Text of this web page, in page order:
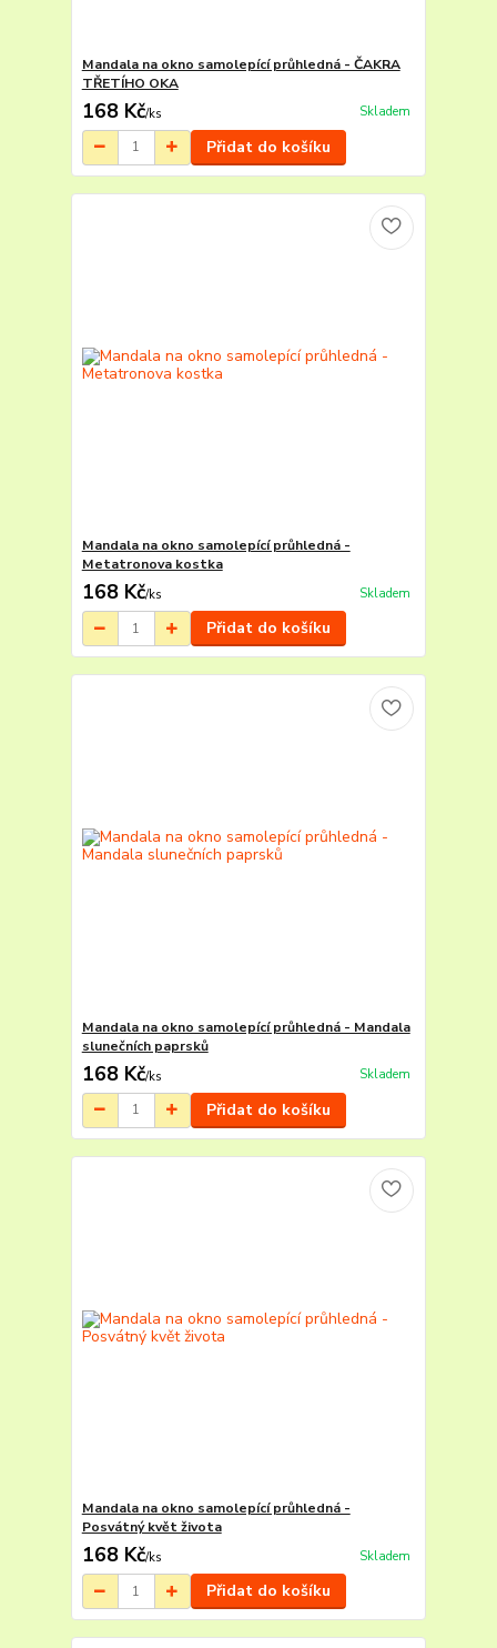
Mandala na okno samolepící průhledná - ČAKRA
TŘETÍHO OKA
168 Kč/ks Skladem
Přidat do košíku
Mandala na okno samolepící průhledná -
Metatronova kostka
168 Kč/ks Skladem
Přidat do košíku
Mandala na okno samolepící průhledná - Mandala
slunečních paprsků
168 Kč/ks Skladem
Přidat do košíku
Mandala na okno samolepící průhledná -
Posvátný květ života
168 Kč/ks Skladem
Přidat do košíku